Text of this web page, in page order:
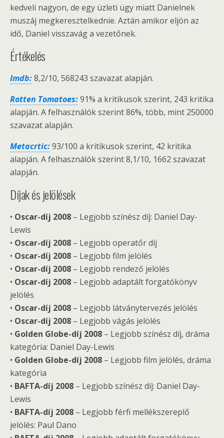
kedveli nagyon, de egy üzleti ügy miatt Danielnek
muszáj megkeresztelkednie. Aztán amikor eljön az
idő, Daniel visszavág a vezetőnek.
Értékelés
Imdb:8,2/10, 568243 szavazat alapján.
Rotten Tomatoes:91% a kritikusok szerint, 243 kritika
alapján. A felhasználók szerint 86%, több, mint 250000
szavazat alapján.
Metacrtic:93/100 a kritikusok szerint, 42 kritika
alapján. A felhasználók szerint 8,1/10, 1662 szavazat
alapján.
Díjak és jelölések
• Oscar-díj 2008 – Legjobb színész díj: Daniel Day-
Lewis
• Oscar-díj 2008 – Legjobb operatőr díj
• Oscar-díj 2008 – Legjobb film jelölés
• Oscar-díj 2008 – Legjobb rendező jelölés
• Oscar-díj 2008 – Legjobb adaptált forgatókönyv
jelölés
• Oscar-díj 2008 – Legjobb látványtervezés jelölés
• Oscar-díj 2008 – Legjobb vágás jelölés
• Golden Globe-díj 2008 – Legjobb színész díj, dráma
kategória: Daniel Day-Lewis
• Golden Globe-díj 2008 – Legjobb film jelölés, dráma
kategória
• BAFTA-díj 2008 – Legjobb színész díj: Daniel Day-
Lewis
• BAFTA-díj 2008 – Legjobb férfi mellékszereplő
jelölés: Paul Dano